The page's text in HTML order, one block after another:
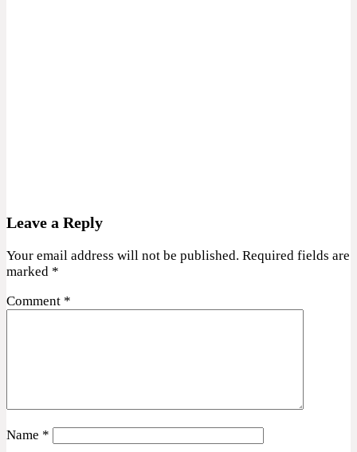
Leave a Reply
Your email address will not be published. Required fields are
marked *
Comment *
Name *